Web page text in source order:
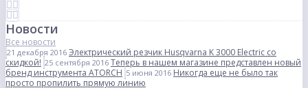
Новости
Все новости
21 декабря 2016 Электрический резчик Husqvarna K 3000 Electric со
скидкой! 25 сентября 2016 Теперь в нашем магазине представлен новый
бренд инструмента ATORCH 5 июня 2016 Никогда еще не было так
просто пропилить прямую линию